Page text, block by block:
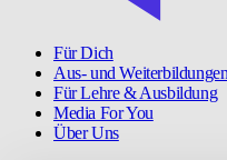
Für Dich
Aus- und Weiterbildungen
Für Lehre & Ausbildung
Media For You
Über Uns